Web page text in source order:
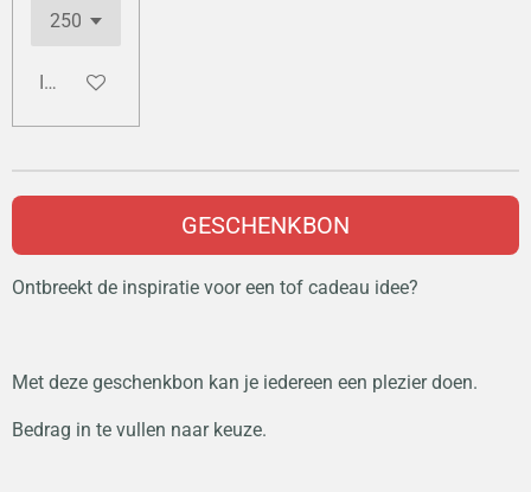
In winkelwagen
GESCHENKBON
Ontbreekt de inspiratie voor een tof cadeau idee?
Met deze geschenkbon kan je iedereen een plezier doen.
Bedrag in te vullen naar keuze.